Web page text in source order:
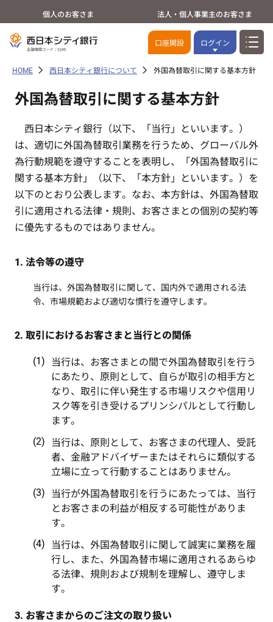
個人のお客さま 法人・個人事業主のお客さま
口座開設 ログイン
HOME 西日本シティ銀行について 外国為替取引に関する基本方針
外国為替取引に関する基本方針
西日本シティ銀行（以下、「当行」といいます。）
は、適切に外国為替取引業務を行うため、グローバル外
為行動規範を遵守することを表明し、「外国為替取引に
関する基本方針」（以下、「本方針」といいます。）を
以下のとおり公表します。なお、本方針は、外国為替取
引に適用される法律・規則、お客さまとの個別の契約等
に優先するものではありません。
1. 法令等の遵守
当行は、外国為替取引に関して、国内外で適用される法
令、市場規範および適切な慣行を遵守します。
2. 取引におけるお客さまと当行との関係
当行は、お客さまとの間で外国為替取引を行う
にあたり、原則として、自らが取引の相手方と
なり、取引に伴い発生する市場リスクや信用リ
スク等を引き受けるプリンシパルとして行動し
ます。
当行は、原則として、お客さまの代理人、受託
者、金融アドバイザーまたはそれらに類似する
立場に立って行動することはありません。
当行が外国為替取引を行うにあたっては、当行
とお客さまの利益が相反する可能性がありま
す。
当行は、外国為替取引に関して誠実に業務を履
行し、また、外国為替市場に適用されるあらゆ
る法律、規則および規制を理解し、遵守しま
す。
3. お客さまからのご注文の取り扱い